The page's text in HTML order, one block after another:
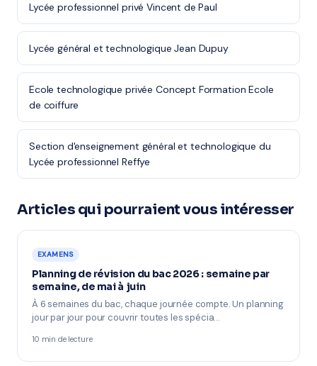
Lycée professionnel privé Vincent de Paul
Lycée général et technologique Jean Dupuy
Ecole technologique privée Concept Formation Ecole
de coiffure
Section d'enseignement général et technologique du
Lycée professionnel Reffye
Articles qui pourraient vous intéresser
EXAMENS
Planning de révision du bac 2026 : semaine par
semaine, de mai à juin
À 6 semaines du bac, chaque journée compte. Un planning
jour par jour pour couvrir toutes les spécia…
10 min de lecture